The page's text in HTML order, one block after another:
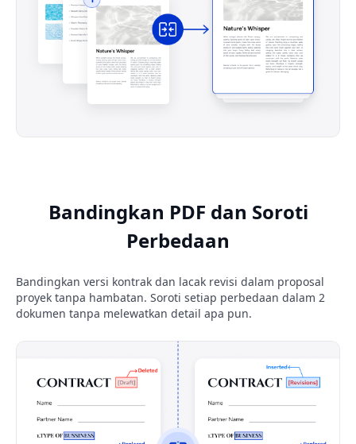
Bandingkan PDF dan Soroti
Perbedaan
Bandingkan versi kontrak dan lacak revisi dalam proposal
proyek tanpa hambatan. Soroti setiap perbedaan dalam 2
dokumen tanpa melewatkan detail apa pun.